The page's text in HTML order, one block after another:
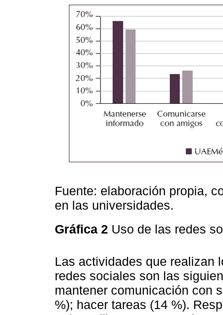
Fuente: elaboración propia,
en las universidades.
Gráfica 2 Uso de las redes
Las actividades que realizan
redes sociales son las
mantener comunicación con
%); hacer tareas (14 %).